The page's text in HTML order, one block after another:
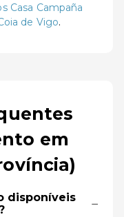
Casa Campaña
de Vigo.
em
disponíveis
−